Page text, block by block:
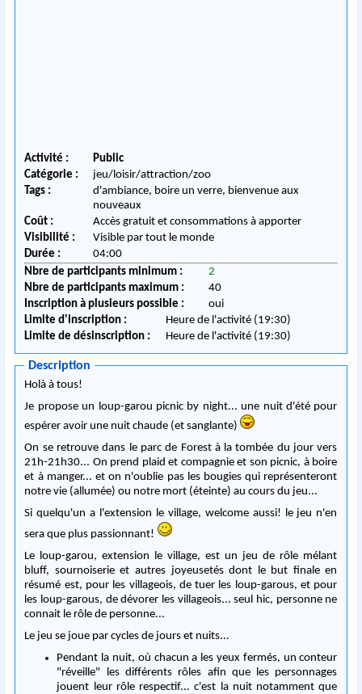
Activité :
Public
Catégorie :
jeu/loisir/attraction/zoo
Tags :
d'ambiance, boire un verre, bienvenue aux
nouveaux
Coût :
Accès gratuit et consommations à apporter
Visibilité :
Visible par tout le monde
Durée :
04:00
Nbre de participants minimum :
2
Nbre de participants maximum :
40
Inscription à plusieurs possible :
oui
Limite d'inscription :
Heure de l'activité (19:30)
Limite de désinscription :
Heure de l'activité (19:30)
Description
Holà à tous!
Je propose un loup-garou picnic by night... une nuit d'été pour
espérer avoir une nuit chaude (et sanglante)
On se retrouve dans le parc de Forest à la tombée du jour vers
21h-21h30... On prend plaid et compagnie et son picnic, à boire
et à manger... et on n'oublie pas les bougies qui représenteront
notre vie (allumée) ou notre mort (éteinte) au cours du jeu...
Si quelqu'un a l'extension le village, welcome aussi! le jeu n'en
sera que plus passionnant!
Le loup-garou, extension le village, est un jeu de rôle mélant
bluff, sournoiserie et autres joyeusetés dont le but finale en
résumé est, pour les villageois, de tuer les loup-garous, et pour
les loup-garous, de dévorer les villageois... seul hic, personne ne
connait le rôle de personne...
Le jeu se joue par cycles de jours et nuits...
Pendant la nuit, où chacun a les yeux fermés, un conteur
"réveille" les différents rôles afin que les personnages
jouent leur rôle respectif... c'est la nuit notamment que